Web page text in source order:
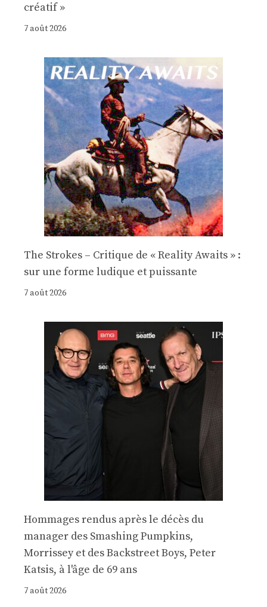
créatif »
7 août 2026
The Strokes – Critique de « Reality Awaits » :
sur une forme ludique et puissante
7 août 2026
Hommages rendus après le décès du
manager des Smashing Pumpkins,
Morrissey et des Backstreet Boys, Peter
Katsis, à l'âge de 69 ans
7 août 2026